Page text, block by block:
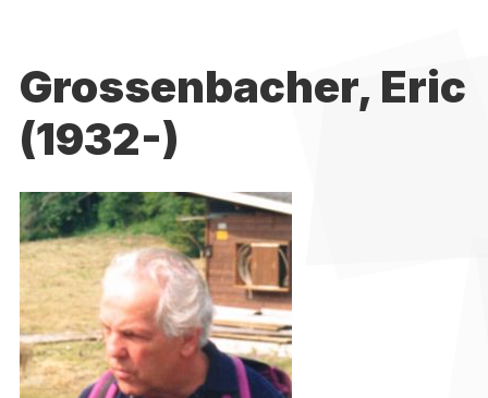
Grossenbacher, Eric
(1932-)